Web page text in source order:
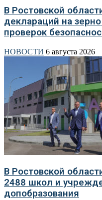
В Ростовской
деклараций на зерно
проверок
НОВОСТИ 6 августа 2026
В Ростовской
2488 школ и
допобразования